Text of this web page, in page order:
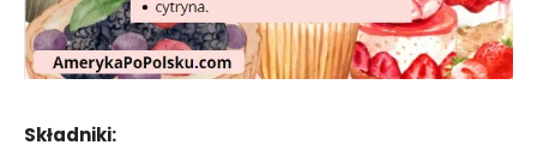
Składniki: